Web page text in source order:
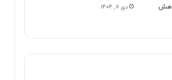
دی 7, 1404